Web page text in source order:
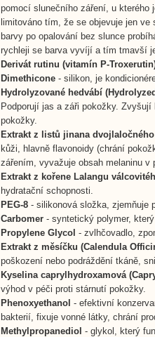
pomocí slunečního záření, u kterého
limitováno tím, že se objevuje jen
barvy po opalování bez slunce
rychleji se barva vyvíjí a tím tmavší
Derivát rutinu (vitamín P-
Dimethicone- silikon, je
Hydrolyzované hedvábí
Podporují jas a záři pokožky.
pokožky.
Extrakt z listů jinana
kůži, hlavně flavonoidy (chrání
zářením, vyvažuje obsah melaninu v
Extrakt z kořene Lalangu
hydratační schopnosti.
PEG-8- silikonová složka, zjemňuje
Carbomer - syntetický polymer,
Propylene Glycol - zvlhčovadlo,
Extrakt z měsíčku (Calendula
poškození nebo podráždění tkáně,
Kyselina caprylhydroxamová
výhod v péči proti stárnutí pokožky.
Phenoxyethanol - efektivní
bakterií, fixuje vonné látky, chrání
Methylpropanediol - glykol, který